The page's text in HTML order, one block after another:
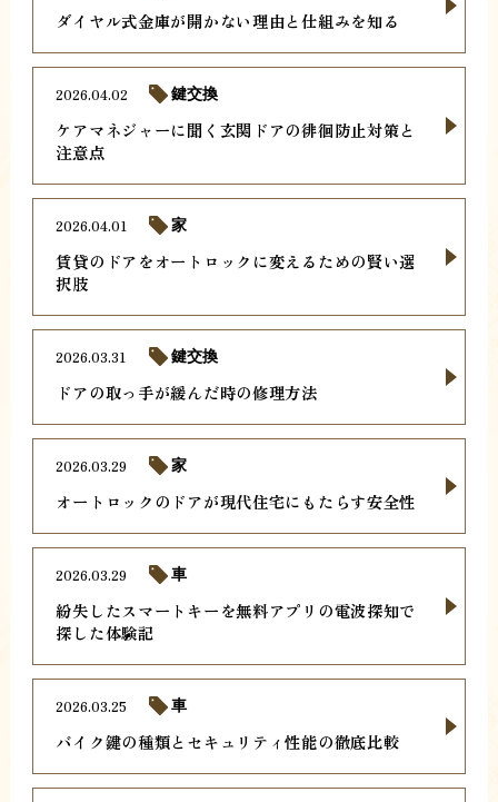
ダイヤル式金庫が開かない理由と仕組みを知る
ケアマネジャーに聞く玄関ドアの徘徊防止対策と
注意点
2026.04.02 鍵交換
賃貸のドアをオートロックに変えるための賢い選
択肢
2026.04.01 家
ドアの取っ手が緩んだ時の修理方法
2026.03.31 鍵交換
オートロックのドアが現代住宅にもたらす安全性
2026.03.29 家
紛失したスマートキーを無料アプリの電波探知で
探した体験記
2026.03.29 車
バイク鍵の種類とセキュリティ性能の徹底比較
2026.03.25 車